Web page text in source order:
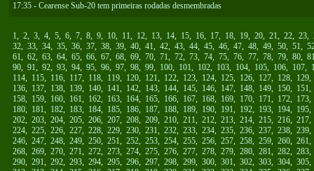
17:35 - Cearense Sub-20 tem primeiras rodadas desmembradas
1, 2, 3, 4, 5, 6, 7, 8, 9, 10, 11, 12, 13, 14, 15, 16, 17, 18, 19, 20, 21, 22, 23,
32, 33, 34, 35, 36, 37, 38, 39, 40, 41, 42, 43, 44, 45, 46, 47, 48, 49, 50, 51,
61, 62, 63, 64, 65, 66, 67, 68, 69, 70, 71, 72, 73, 74, 75, 76, 77, 78, 79, 80,
90, 91, 92, 93, 94, 95, 96, 97, 98, 99, 100, 101, 102, 103, 104, 105, 106, 107,
114, 115, 116, 117, 118, 119, 120, 121, 122, 123, 124, 125, 126, 127, 128, 129
136, 137, 138, 139, 140, 141, 142, 143, 144, 145, 146, 147, 148, 149, 150, 151
158, 159, 160, 161, 162, 163, 164, 165, 166, 167, 168, 169, 170, 171, 172, 173
180, 181, 182, 183, 184, 185, 186, 187, 188, 189, 190, 191, 192, 193, 194, 195
202, 203, 204, 205, 206, 207, 208, 209, 210, 211, 212, 213, 214, 215, 216, 217
224, 225, 226, 227, 228, 229, 230, 231, 232, 233, 234, 235, 236, 237, 238, 239
246, 247, 248, 249, 250, 251, 252, 253, 254, 255, 256, 257, 258, 259, 260, 261
268, 269, 270, 271, 272, 273, 274, 275, 276, 277, 278, 279, 280, 281, 282, 283
290, 291, 292, 293, 294, 295, 296, 297, 298, 299, 300, 301, 302, 303, 304, 305